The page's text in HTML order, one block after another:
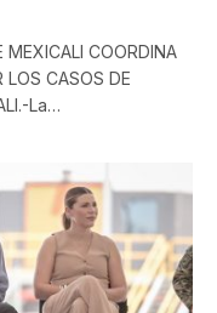
COORDINA
LOS CASOS DE
La…